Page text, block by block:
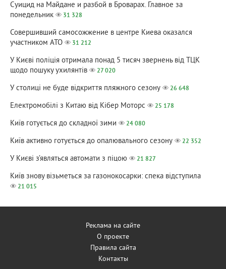
Суицид на Майдане и разбой в Броварах. Главное за
понедельник
31 328
Совершивший самосожжение в центре Киева оказался
участником АТО
31 212
У Києві поліція отримала понад 5 тисяч звернень від ТЦК
щодо пошуку ухилянтів
27 020
У столиці не буде відкриття пляжного сезону 26 648
Електромобілі з Китаю від Кібер Моторс 25 178
Київ готується до складної зими 24 080
Київ активно готується до опалювального сезону 22 352
У Києві з’являться автомати з піцою 21 827
Київ знову візьметься за газонокосарки: спека відступила
21 015
Реклама на сайте
О проекте
Правила сайта
Контакты